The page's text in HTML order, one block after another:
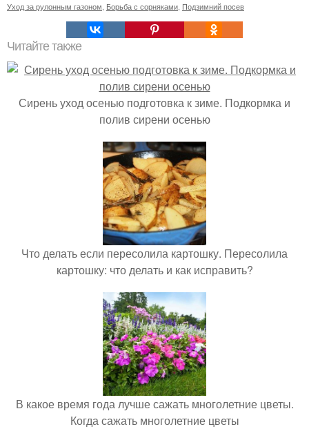
Уход за рулонным газоном Борьба с сорняками Подзимний посев
Читайте также
Сирень уход осенью подготовка к зиме. Подкормка и
полив сирени осенью
Что делать если пересолила картошку. Пересолила
картошку: что делать и как исправить?
В какое время года лучше сажать многолетние цветы.
Когда сажать многолетние цветы